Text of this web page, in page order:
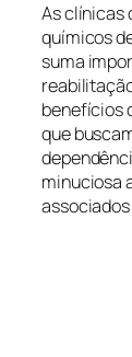
As clínicas
químicos
suma
benefícios
que
minuciosa